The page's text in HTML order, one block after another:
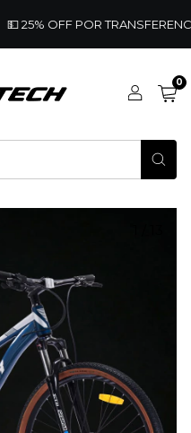
💵 25% OFF POR TRANSFERENCIA
0